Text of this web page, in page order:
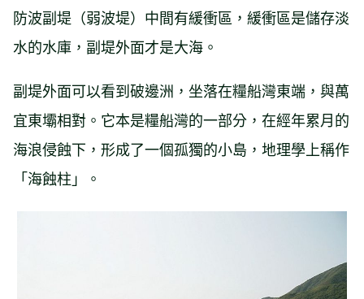
防波副堤（弱波堤）中間有緩衝區，緩衝區是儲存淡
水的水庫，副堤外面才是大海。
副堤外面可以看到破邊洲，坐落在糧船灣東端，與萬
宜東壩相對。它本是糧船灣的一部分，在經年累月的
海浪侵蝕下，形成了一個孤獨的小島，地理學上稱作
「海蝕柱」。